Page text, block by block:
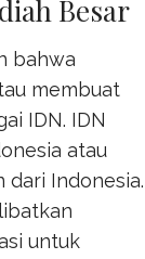
Besar
bahwa
membuat
IDN. IDN
atau
dari Indonesia.
untuk